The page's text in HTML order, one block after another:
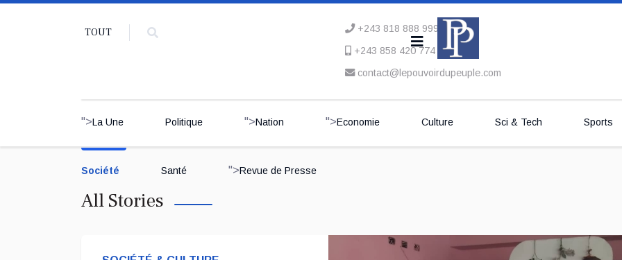
TOUT
+243 818 888 999
+243 858 420 774
contact@lepouvoirdupeuple.com
">La Une Politique ">Nation ">Economie Culture Sci & Tech Sports
Société Santé ">Revue de Presse
All Stories